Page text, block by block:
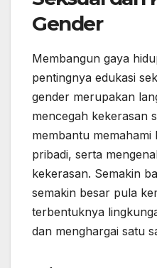
Gender
Membangun gaya
pentingnya edukasi
gender merupakan
mencegah kekerasan
membantu
pribadi, serta
kekerasan. Semakin
semakin besar pula
terbentuknya
dan menghargai satu